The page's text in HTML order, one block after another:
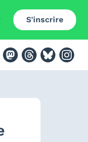
S'inscrire